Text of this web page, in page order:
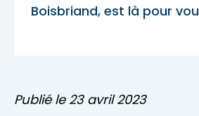
Calendrier
Nous joindre
Boisbriand, est là pour
Publié le 23 avril 2023